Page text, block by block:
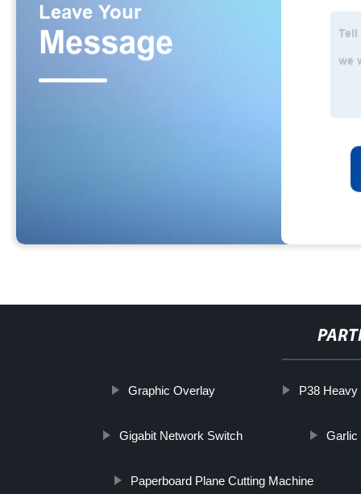
Graphic Overlay P38 Heavy
Gigabit Network Switch Garlic
Paperboard Plane Cutting Machine